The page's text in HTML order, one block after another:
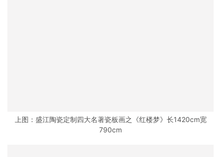
上图：盛江陶瓷定制四大名著瓷板画之《红楼梦》长1420cm宽
790cm